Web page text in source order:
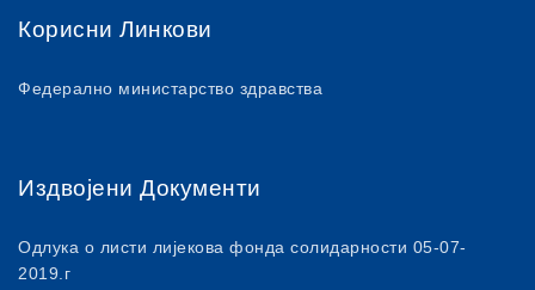
Корисни Линкови
Федерално министарство здравства
Издвојени Документи
Одлука о листи лијекова фонда солидарности 05-07-
2019.г